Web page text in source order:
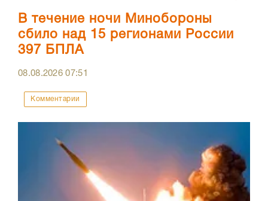
В течение ночи Минобороны
сбило над 15 регионами России
397 БПЛА
08.08.202607:51
Комментарии